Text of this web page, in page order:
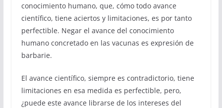
conocimiento humano, que, cómo todo avance
científico, tiene aciertos y limitaciones, es por tanto
perfectible. Negar el avance del conocimiento
humano concretado en las vacunas es expresión de
barbarie.
El avance científico, siempre es contradictorio, tiene
limitaciones en esa medida es perfectible, pero,
¿puede este avance librarse de los intereses del